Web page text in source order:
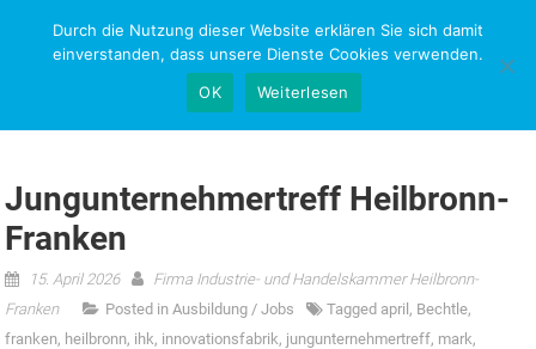
NEWS-RESEARCH
Jungunternehmertreff Heilbronn-
Franken
15. April 2026
Firma Industrie- und Handelskammer Heilbronn-
Franken
Posted inAusbildung / Jobs Tagged april , Bechtle,
franken, heilbronn, ihk, innovationsfabrik, jungunternehmertreff, mark,
Durch die Nutzung dieser Website erklären Sie sich damit
einverstanden, dass unsere Dienste Cookies verwenden.
OK
Weiterlesen